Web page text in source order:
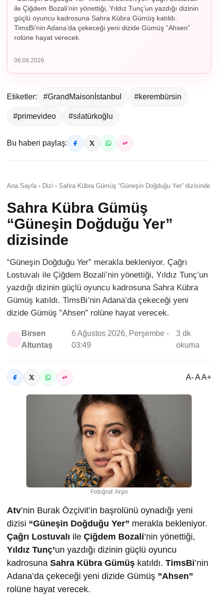
ile Çiğdem Bozali’nin yönettiği, Yıldız Tunç’un yazdığı dizinin
güçlü oyuncu kadrosuna Sahra Kübra Gümüş katıldı.
TimsBi’nin Adana’da çekeceği yeni dizide Gümüş ”Ahsen”
rolüne hayat verecek.
06.08.2026
Etiketler: #GrandMaisonİstanbul #kerembürsin
#primevideo #sılatürkoğlu
Bu haberi paylaş:
Ana Sayfa › Dizi › Sahra Kübra Gümüş “Güneşin Doğduğu Yer” dizisinde
Sahra Kübra Gümüş
“Güneşin Doğduğu Yer”
dizisinde
“Güneşin Doğduğu Yer” merakla bekleniyor. Çağrı
Lostuvalı ile Çiğdem Bozali’nin yönettiği, Yıldız Tunç’un
yazdığı dizinin güçlü oyuncu kadrosuna Sahra Kübra
Gümüş katıldı. TimsBi’nin Adana’da çekeceği yeni
dizide Gümüş ”Ahsen” rolüne hayat verecek.
Birsen
Altuntaş
6 Ağustos 2026, Perşembe -
03:49
3 dk
okuma
A- A A+
Fotoğraf: Arşiv
Atv’nin Burak Özçivit’in başrolünü oynadığı yeni
dizisi “Güneşin Doğduğu Yer” merakla bekleniyor.
Çağrı Lostuvalı ile Çiğdem Bozali’nin yönettiği,
Yıldız Tunç’un yazdığı dizinin güçlü oyuncu
kadrosuna Sahra Kübra Gümüş katıldı. TimsBi’nin
Adana’da çekeceği yeni dizide Gümüş ”Ahsen”
rolüne hayat verecek.